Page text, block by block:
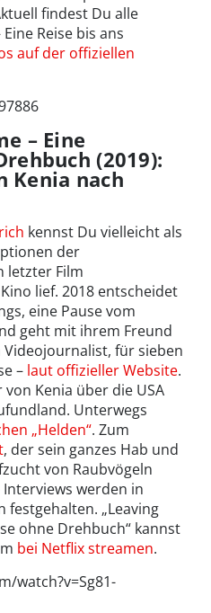
findest Du alle
Reise bis ans
auf der offiziellen
– Eine
(2019):
Kenia nach
kennst Du vielleicht als
der
letzter Film
lief. 2018 entscheidet
eine Pause vom
geht mit ihrem Freund
für sieben
– laut offizieller Website.
Kenia über die USA
Unterwegs
„Helden“. Zum
, der sein ganzes Hab und
von Raubvögeln
werden in
festgehalten. „Leaving
ohne Drehbuch“ kannst
bei Netflix streamen.
watch?v=Sg81-